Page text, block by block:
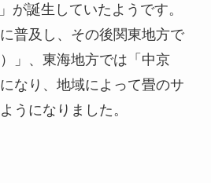
が誕生していたようです。
普及し、その後関東地方で
」、東海地方では「中京
なり、地域によって畳のサ
うになりました。